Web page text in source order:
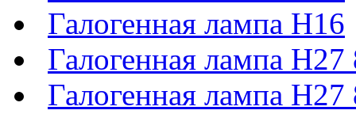
Галогенная лампа H16
Галогенная лампа H27
Галогенная лампа H27